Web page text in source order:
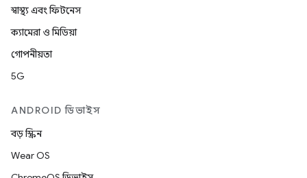
স্বাস্থ্য এবং ফিটনেস
ক্যামেরা ও মিডিয়া
গোপনীয়তা
5G
ANDROID ডিভাইস
বড় স্ক্রিন
Wear OS